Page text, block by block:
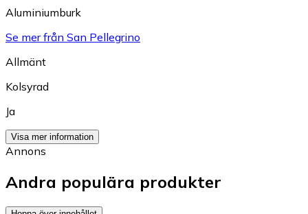
Aluminiumburk
Se mer från San Pellegrino
Allmänt
Kolsyrad
Ja
Visa mer information
Annons
Andra populära produkter